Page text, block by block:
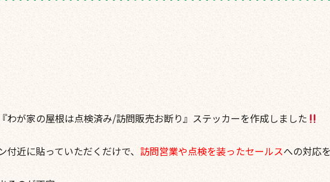
わが家の屋根は点検済み/訪問販売お断り』ステッカーを作成しました
近に貼っていただくだけで、 訪問営業や点検を装ったセールスへの対応